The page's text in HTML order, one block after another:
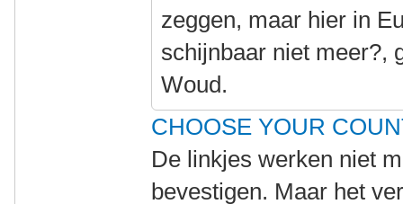
zeggen, maar hier in
schijnbaar niet meer?,
Woud.
CHOOSE YOUR
De linkjes werken niet
bevestigen. Maar het